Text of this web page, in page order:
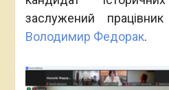
заслужений
Володимир Федорак.